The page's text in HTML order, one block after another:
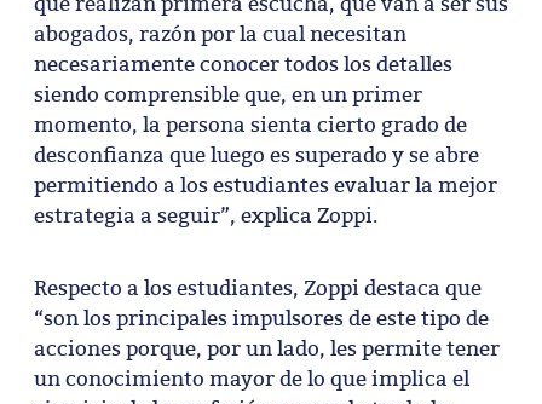
abogados, razón por la cual necesitan
necesariamente conocer todos los detalles
siendo comprensible que, en un primer
momento, la persona sienta cierto grado de
desconfianza que luego es superado y se abre
permitiendo a los estudiantes evaluar la mejor
estrategia a seguir”, explica Zoppi.
Respecto a los estudiantes, Zoppi destaca que
“son los principales impulsores de este tipo de
acciones porque, por un lado, les permite tener
un conocimiento mayor de lo que implica el